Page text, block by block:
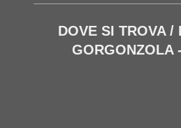
DOVE SI TROVA /
GORGONZOLA